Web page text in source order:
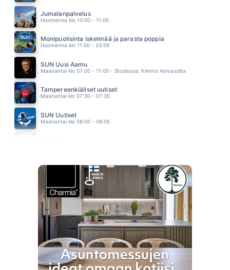
ANNA HANSKI
08.06
Jumalanpalvelus
Huomenna klo 10:00 - 11:00
Monipuolisinta iskelmää ja parasta poppia
Huomenna klo 11:00 - 23:59
SUN Uusi Aamu
Maanantai klo 07:00 - 11:00 - Studiossa: Kimmo Hoivassilta
Tampereenkiäliset uutiset
Maanantai klo 07:30 - 07:35
SUN Uutiset
Maanantai klo 08:00 - 08:05